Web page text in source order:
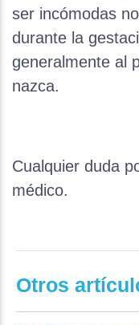
ser incómodas
durante la
generalmente al
nazca.
Cualquier duda
médico.
Otros